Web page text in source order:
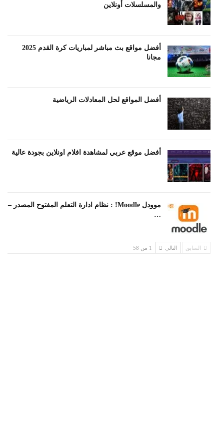
والمسلسلات أونلاين
أفضل مواقع بث مباشر لمباريات كرة القدم 2025
مجانا
أفضل المواقع لحل المعادلات الرياضية
أفضل موقع عربي لمشاهدة افلام اونلاين بجودة عالية
موودل Moodle! : نظام ادارة التعلم المفتوح المصدر –
…
السابق التالي 1 من 58